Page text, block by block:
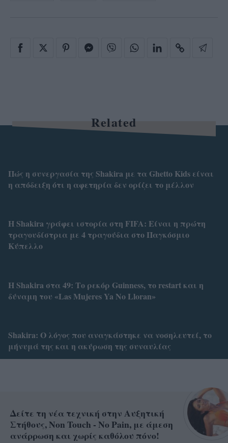
Related
Πώς η συνεργασία της Shakira με τα Ghetto Kids είναι
η απόδειξη ότι η αφετηρία δεν ορίζει το μέλλον
Η Shakira γράφει ιστορία στη FIFA: Είναι η πρώτη
τραγουδίστρια με 4 τραγούδια στο Παγκόσμιο
Κύπελλο
Η Shakira στα 49: Το ρεκόρ Guinness, το restart και η
δύναμη του «Las Mujeres Ya No Lloran»
Shakira: Ο λόγος που αναγκάστηκε να νοσηλευτεί, το
μήνυμά της και η ακύρωση της συναυλίας
Δείτε τη νέα τεχνική στην Αυξητική
Στήθους, Non Touch - No Pain, με άμεση
ανάρρωση και χωρίς καθόλου πόνο!